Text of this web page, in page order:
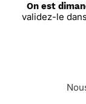
On est
validez-le